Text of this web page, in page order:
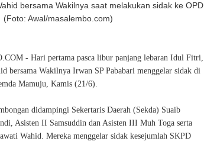
bersama Wakilnya saat melakukan sidak ke OPD
(Foto: Awal/masalembo.com)
- Hari pertama pasca libur panjang lebaran Idul Fitri,
bersama Wakilnya Irwan SP Pababari menggelar sidak di
Mamuju, Kamis (21/6).
didampingi Sekertaris Daerah (Sekda) Suaib
Asisten II Samsuddin dan Asisten III Muh Toga serta
Wahid. Mereka menggelar sidak kesejumlah SKPD